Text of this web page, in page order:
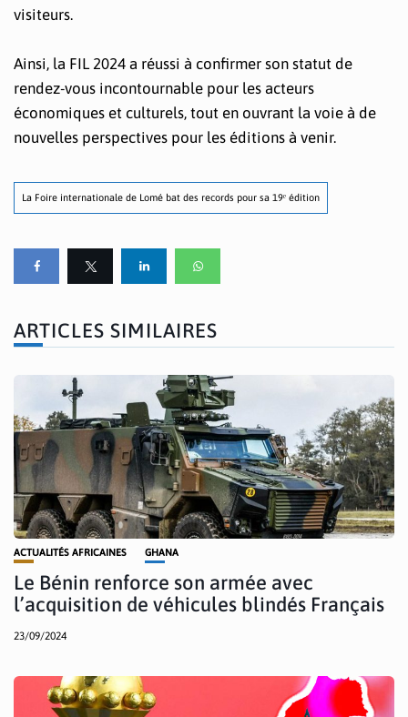
visiteurs.
Ainsi, la FIL 2024 a réussi à confirmer son statut de
rendez-vous incontournable pour les acteurs
économiques et culturels, tout en ouvrant la voie à de
nouvelles perspectives pour les éditions à venir.
La Foire internationale de Lomé bat des records pour sa 19ᵉ édition
ARTICLES SIMILAIRES
ACTUALITÉS AFRICAINES GHANA
Le Bénin renforce son armée avec
l’acquisition de véhicules blindés Français
23/09/2024